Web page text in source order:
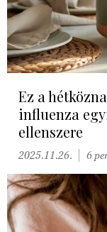
Ez a
influenza
ellenszere
2025.11.26. 6